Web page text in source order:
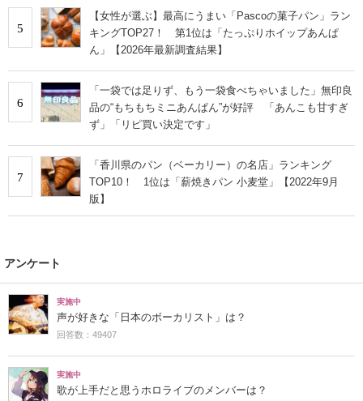
5
【女性が選ぶ】最高にうまい「Pascoの菓子パン」ラン
キングTOP27！ 第1位は「たっぷりホイップあんぱ
ん」【2026年最新調査結果】
6
「一袋では足りず、もう一袋食べちゃいました」無印良
品の“もちもちミニあんぱん”が好評 「あんこも甘すぎ
ず」「リピ買い決定です」
7
「香川県のパン（ベーカリー）の名店」ランキング
TOP10！ 1位は「薪焼きパン 小麦堂」【2022年9月
版】
アンケート
実施中
声が好きな「日本のボーカリスト」は？
回答数：49407
実施中
歌が上手だと思うホロライブのメンバーは？